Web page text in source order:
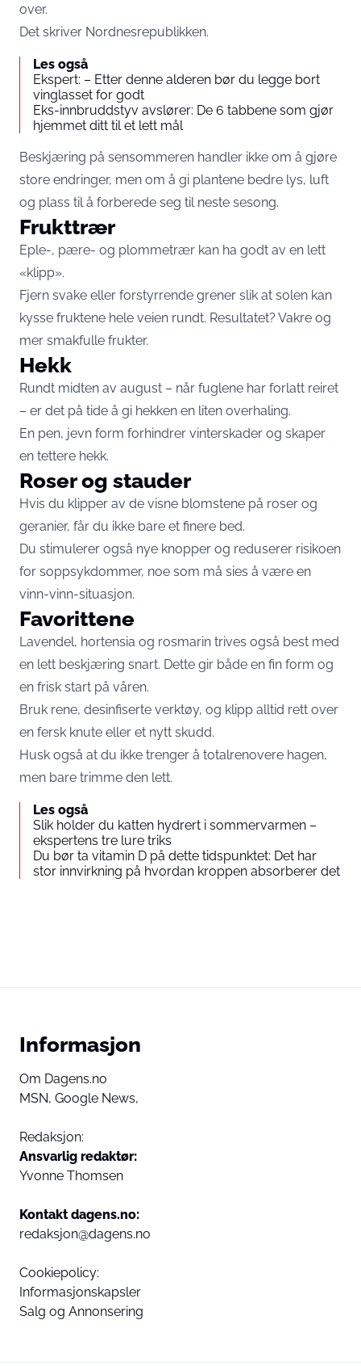
over.
Det skriver Nordnesrepublikken.
Les også
Ekspert: – Etter denne alderen bør du legge bort
vinglasset for godt
Eks-innbruddstyv avslører: De 6 tabbene som gjør
hjemmet ditt til et lett mål
Beskjæring på sensommeren handler ikke om å gjøre
store endringer, men om å gi plantene bedre lys, luft
og plass til å forberede seg til neste sesong.
Frukttrær
Eple-, pære- og plommetrær kan ha godt av en lett
«klipp».
Fjern svake eller forstyrrende grener slik at solen kan
kysse fruktene hele veien rundt. Resultatet? Vakre og
mer smakfulle frukter.
Hekk
Rundt midten av august – når fuglene har forlatt reiret
– er det på tide å gi hekken en liten overhaling.
En pen, jevn form forhindrer vinterskader og skaper
en tettere hekk.
Roser og stauder
Hvis du klipper av de visne blomstene på roser og
geranier, får du ikke bare et finere bed.
Du stimulerer også nye knopper og reduserer risikoen
for soppsykdommer, noe som må sies å være en
vinn-vinn-situasjon.
Favorittene
Lavendel, hortensia og rosmarin trives også best med
en lett beskjæring snart. Dette gir både en fin form og
en frisk start på våren.
Bruk rene, desinfiserte verktøy, og klipp alltid rett over
en fersk knute eller et nytt skudd.
Husk også at du ikke trenger å totalrenovere hagen,
men bare trimme den lett.
Les også
Slik holder du katten hydrert i sommervarmen –
ekspertens tre lure triks
Du bør ta vitamin D på dette tidspunktet: Det har
stor innvirkning på hvordan kroppen absorberer det
Informasjon
Om Dagens.no
MSN, Google News,
Redaksjon:
Ansvarlig redaktør:
Yvonne Thomsen
Kontakt dagens.no:
redaksjon@dagens.no
Cookiepolicy:
Informasjonskapsler
Salg og Annonsering